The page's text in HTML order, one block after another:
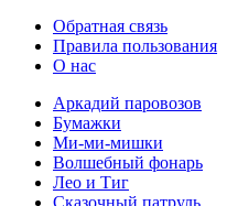
Обратная связь
Правила пользования
О нас
Аркадий паровозов
Бумажки
Ми-ми-мишки
Волшебный фонарь
Лео и Тиг